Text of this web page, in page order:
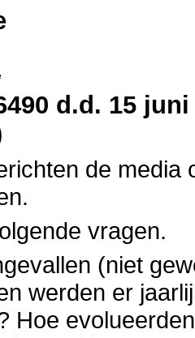
d.d. 15
de
vragen.
(niet
werden er
Hoe